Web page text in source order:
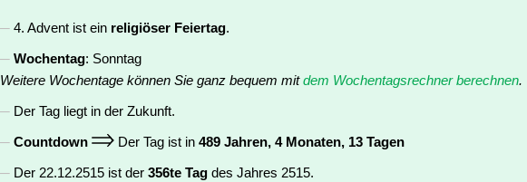
4. Advent ist ein religiöser Feiertag.
Wochentag: Sonntag
Weitere Wochentage können Sie ganz bequem mitdem Wochentagsrechner berechnen.
Der Tag liegt in der Zukunft.
Countdown
Der Tag ist in 489 Jahren, 4 Monaten, 13 Tagen
Der 22.12.2515 ist der 356te Tag des Jahres 2515.